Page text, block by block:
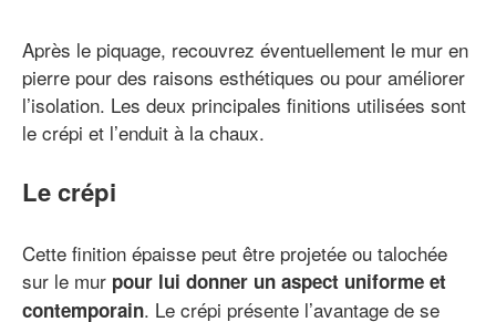
Après le piquage, recouvrez éventuellement le mur en
pierre pour des raisons esthétiques ou pour améliorer
l’isolation. Les deux principales finitions utilisées sont
le crépi et l’enduit à la chaux.
Le crépi
Cette finition épaisse peut être projetée ou talochée
sur le mur pour lui donner un aspect uniforme et
contemporain. Le crépi présente l’avantage de se